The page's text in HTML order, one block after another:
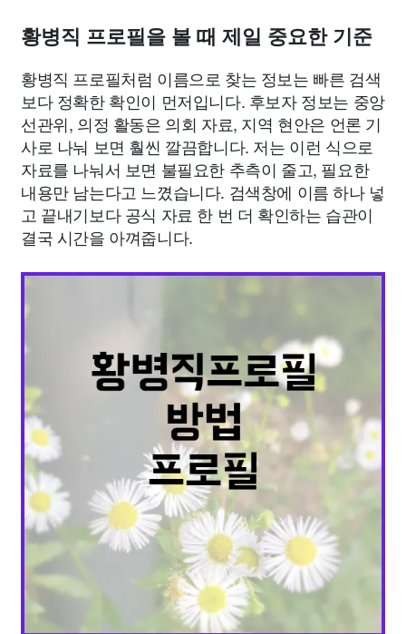
황병직 프로필을 볼 때 제일 중요한 기준
황병직 프로필처럼 이름으로 찾는 정보는 빠른 검색
보다 정확한 확인이 먼저입니다. 후보자 정보는 중앙
선관위, 의정 활동은 의회 자료, 지역 현안은 언론 기
사로 나눠 보면 훨씬 깔끔합니다. 저는 이런 식으로
자료를 나눠서 보면 불필요한 추측이 줄고, 필요한
내용만 남는다고 느꼈습니다. 검색창에 이름 하나 넣
고 끝내기보다 공식 자료 한 번 더 확인하는 습관이
결국 시간을 아껴줍니다.